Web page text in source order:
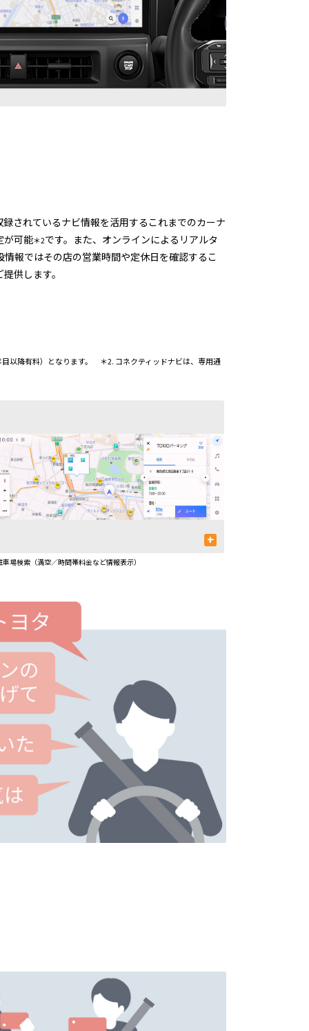
されているナビ情報を活用するこれまでのカーナ
が可能＊2です。また、オンラインによるリアルタ
報ではその店の営業時間や定休日を確認するこ
供します。
以降有料）となります。 ＊2. コネクティッドナビは、専用通
+
車場検索（満空／時間帯料金など情報表示）